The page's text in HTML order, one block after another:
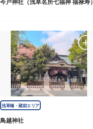
今戸神社（浅草名所七福神 福禄寿）
浅草橋・蔵前エリア
鳥越神社